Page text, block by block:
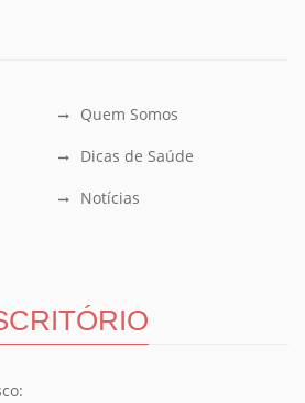
Quem Somos
Dicas de Saúde
Notícias